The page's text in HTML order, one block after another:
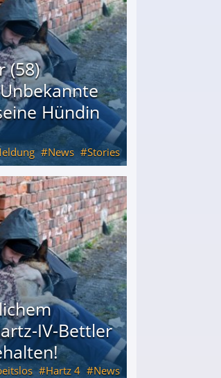
(58)
Hündin
News Stories
"Hanni"!
IV-Bettler
Hartz 4 News